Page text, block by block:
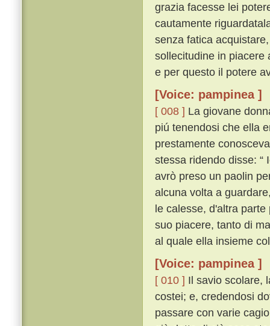
grazia facesse lei
cautamente
senza fatica
sollecitudine in piacere
e per questo il potere
[Voice: pampinea ]
[ 008 ] La giovane
piú tenendosi che ella
prestamente
stessa ridendo disse: “
avrò preso un paolin
alcuna volta a
le calesse, d'altra
suo piacere, tanto di
al quale ella insieme
[Voice: pampinea ]
[ 010 ] Il savio scolare,
costei; e, credendosi
passare con varie